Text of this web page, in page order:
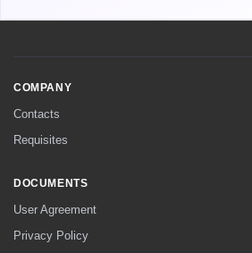
COMPANY
Contacts
Requisites
DOCUMENTS
User Agreement
Privacy Policy